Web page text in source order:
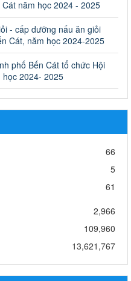
quốc dân và cơ sở giáo dục
Sở Giáo dục và Đào tạo,
dục tiểu học năm học
dục tiểu học năm học 2024-
năm 2024
trong ngành Giáo dục
trong ngành Giáo dục và Đào
nghỉ lễ kỉ niệm 49 năm
năm - thống nhất đất nước
năm học 2024 - 2025
- cấp dưỡng nấu ăn giỏi
Cát, năm học 2024-2025
phố Bến Cát tổ chức Hội
2024- 2025
66
5
61
2,966
109,960
13,621,767